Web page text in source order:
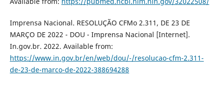
Imprensa Nacional. RESOLUÇÃO CFMo 2.311, DE 23 DE
MARÇO DE 2022 - DOU - Imprensa Nacional [Internet].
In.gov.br. 2022. Available from:
https://www.in.gov.br/en/web/dou/-/resolucao-cfm-2.311-
de-23-de-marco-de-2022-388694288